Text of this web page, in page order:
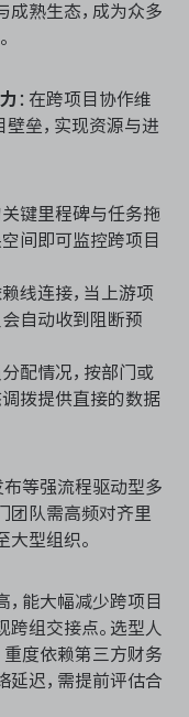
成熟生态，成为众多
：在跨项目协作维
垒，实现资源与进
关键里程碑与任务拖
间即可监控跨项目
线连接，当上游项
自动收到阻断预
配情况，按部门或
拨提供直接的数据
布等强流程驱动型多
团队需高频对齐里
型组织。
，能大幅减少跨项目
组交接点。选型人
重度依赖第三方财务
延迟，需提前评估合